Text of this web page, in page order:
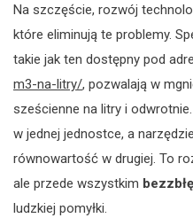
Na szczęście, rozwój
które eliminują te problemy.
takie jak ten dostępny pod
m3-na-litry/, pozwalają w
sześcienne na litry i
w jednej jednostce, a
równowartość w drugiej. To
ale przede wszystkim
ludzkiej pomyłki.